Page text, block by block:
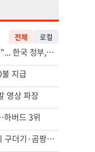
전체 로컬
"65세 복수국적 빗장 푸나"... 한국 정부, 연령 완화 전면 추진
지급
영상 파장
버드 3위
항공기 식기 카트 열었더니 구더기·곰팡이…LAX 기내식 업체 논란